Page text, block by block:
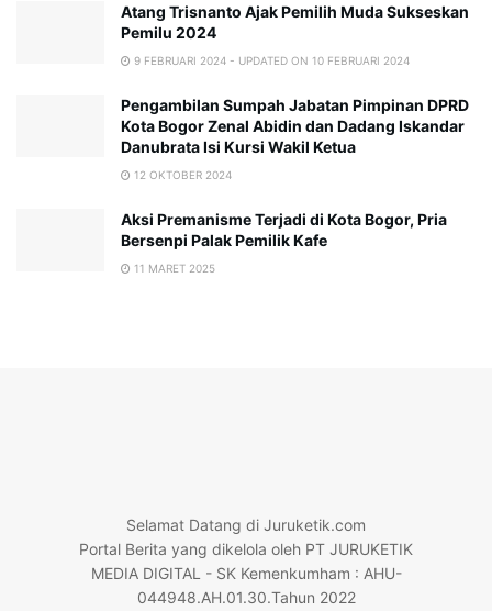
Atang Trisnanto Ajak Pemilih Muda Sukseskan
Pemilu 2024
9 FEBRUARI 2024 - UPDATED ON 10 FEBRUARI 2024
Pengambilan Sumpah Jabatan Pimpinan DPRD
Kota Bogor Zenal Abidin dan Dadang Iskandar
Danubrata Isi Kursi Wakil Ketua
12 OKTOBER 2024
Aksi Premanisme Terjadi di Kota Bogor, Pria
Bersenpi Palak Pemilik Kafe
11 MARET 2025
Selamat Datang di Juruketik.com
Portal Berita yang dikelola oleh PT JURUKETIK
MEDIA DIGITAL - SK Kemenkumham : AHU-
044948.AH.01.30.Tahun 2022